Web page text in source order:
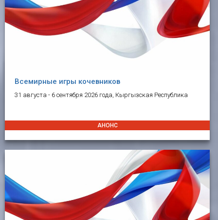
Всемирные игры кочевников
31 августа - 6 сентября 2026 года, Кыргызская Республика
АНОНС